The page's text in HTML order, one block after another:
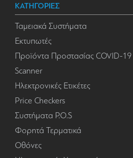
ΚΑΤΗΓΟΡΙΕΣ
Ταμειακά Συστήματα
Εκτυπωτές
Προϊόντα Προστασίας COVID-19
Scanner
Ηλεκτρονικές Ετικέτες
Price Checkers
Συστήματα P.O.S
Φορητά Τερματικά
Οθόνες